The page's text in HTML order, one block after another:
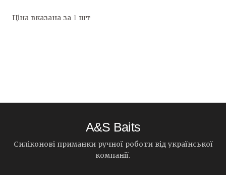
Ціна вказана за 1 шт
A&S Baits
Силіконові приманки ручної роботи від української
компанії.